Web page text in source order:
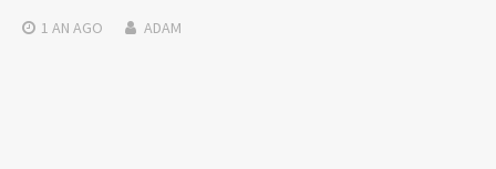
1 AN AGO ADAM